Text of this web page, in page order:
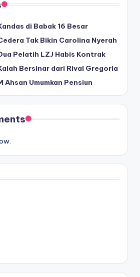
di Babak 16 Besar
Tak Bikin Carolina Nyerah
Pelatih LZJ Habis Kontrak
Bersinar dari Rival Gregoria
Ahsan Umumkan Pensiun